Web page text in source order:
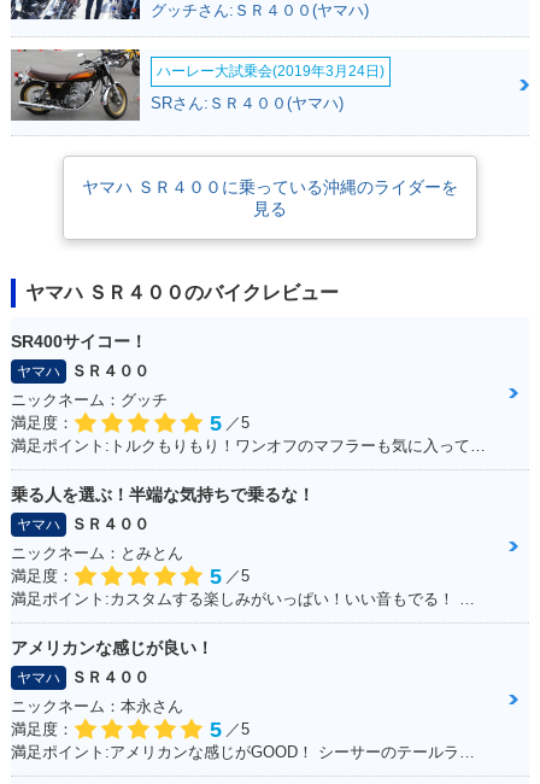
ルが再々デビューし、現役モデルとして新車ラインナップに復帰した。し
かしながら、2年半後の2021年3月には「ファイナルエディション」と
1,000台限定の「ファイナルリミテッド」が発売され、平成32年（令和2
年）規制に適合することなく、モデルライフを終えた。
グッチさん:ＳＲ４００(ヤマハ)
ハーレー大試乗会(2019年3月24日)
SRさん:ＳＲ４００(ヤマハ)
ヤマハ ＳＲ４００に乗っている沖縄のライダーを
見る
ヤマハ ＳＲ４００のバイクレビュー
SR400サイコー！
ヤマハ
ＳＲ４００
ニックネーム：グッチ
満足度：
5 ／5
満足ポイント:トルクもりもり！ワンオフのマフラーも気に入ってます！
乗る人を選ぶ！半端な気持ちで乗るな！
ヤマハ
ＳＲ４００
ニックネーム：とみとん
満足度：
5 ／5
満足ポイント:カスタムする楽しみがいっぱい！いい音もでる！ シルバーの洗濯ばさみがこだわりポイントです
アメリカンな感じが良い！
ヤマハ
ＳＲ４００
ニックネーム：本永さん
満足度：
5 ／5
満足ポイント:アメリカンな感じがGOOD！ シーサーのテールランプ！70年代のB級チョッパーハンドル！ ブラッドスタイルさんにカスタムしてもらったところすべて！